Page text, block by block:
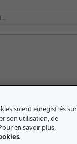
de
soient enregistrés sur
son utilisation, de
en savoir plus,
.